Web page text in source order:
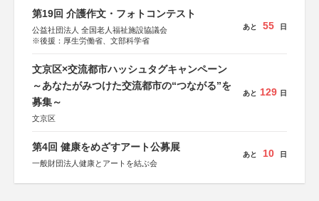
第19回 介護作文・フォトコンテスト
公益社団法人 全国老人福祉施設協議会
※後援：厚生労働省、文部科学省
あと 55 日
文京区×交流都市ハッシュタグキャンペーン
～あなたがみつけた交流都市の“つながる”を
募集～
文京区
あと 129 日
第4回 健康をめざすアート公募展
一般財団法人健康とアートを結ぶ会
あと 10 日